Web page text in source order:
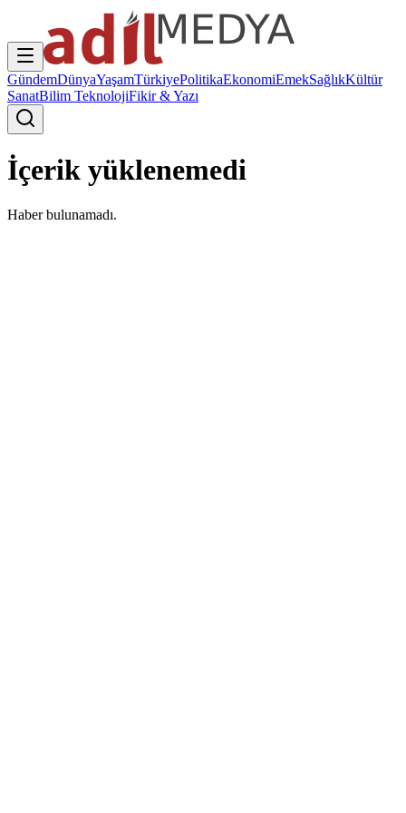
GündemDünyaYaşamTürkiyePolitikaEkonomiEmekSağlıkKültür
SanatBilim TeknolojiFikir & Yazı
İçerik yüklenemedi
Haber bulunamadı.